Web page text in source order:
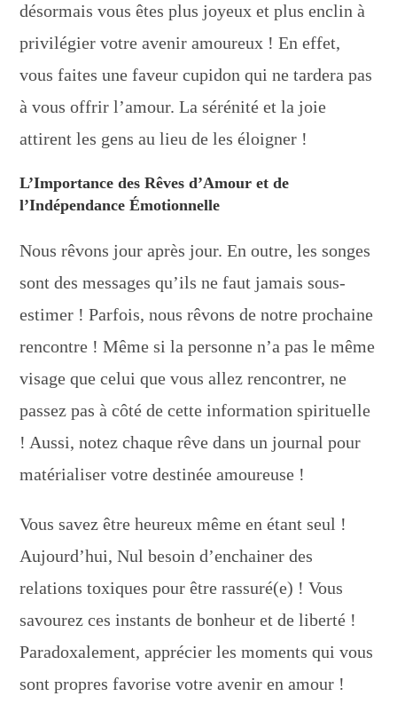
désormais vous êtes plus joyeux et plus enclin à
privilégier votre avenir amoureux ! En effet,
vous faites une faveur cupidon qui ne tardera pas
à vous offrir l’amour. La sérénité et la joie
attirent les gens au lieu de les éloigner !
L’Importance des Rêves d’Amour et de
l’Indépendance Émotionnelle
Nous rêvons jour après jour. En outre, les songes
sont des messages qu’ils ne faut jamais sous-
estimer ! Parfois, nous rêvons de notre prochaine
rencontre ! Même si la personne n’a pas le même
visage que celui que vous allez rencontrer, ne
passez pas à côté de cette information spirituelle
! Aussi, notez chaque rêve dans un journal pour
matérialiser votre destinée amoureuse !
Vous savez être heureux même en étant seul !
Aujourd’hui, Nul besoin d’enchainer des
relations toxiques pour être rassuré(e) ! Vous
savourez ces instants de bonheur et de liberté !
Paradoxalement, apprécier les moments qui vous
sont propres favorise votre avenir en amour !